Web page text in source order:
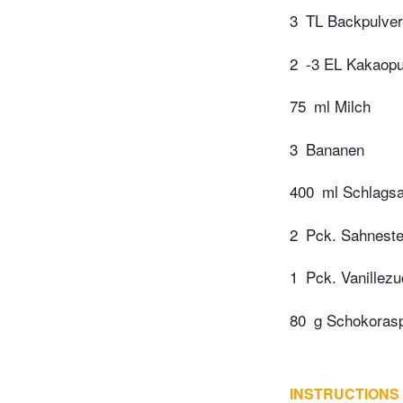
3 TL Backpulver
2 -3 EL
75 ml Milch
3 Bananen
400 ml
2 Pck.
1 Pck.
80 g
INSTRUCTIONS